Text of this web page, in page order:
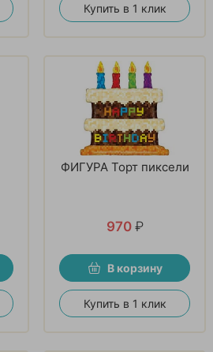
Купить в 1 клик
ФИГУРА Торт пиксели
970 ₽
В корзину
Купить в 1 клик